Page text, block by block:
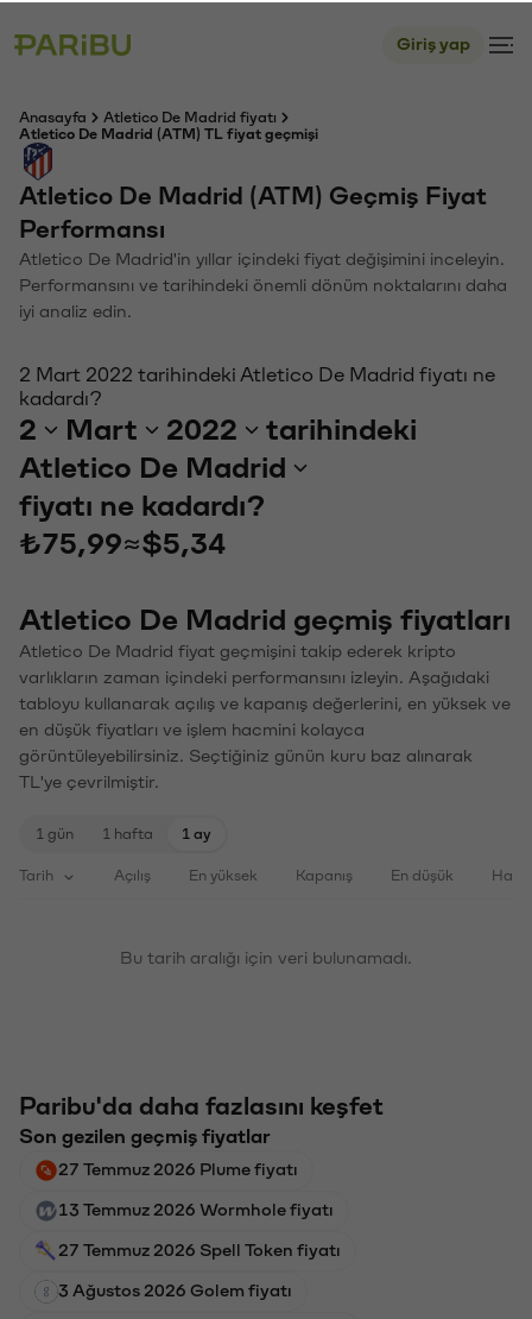
Giriş yap
Anasayfa
Atletico De Madrid fiyatı
Atletico De Madrid (ATM) TL fiyat geçmişi
Atletico De Madrid (ATM) Geçmiş Fiyat
Performansı
Atletico De Madrid'in yıllar içindeki fiyat değişimini inceleyin.
Performansını ve tarihindeki önemli dönüm noktalarını daha
iyi analiz edin.
2 Mart 2022 tarihindeki Atletico De Madrid fiyatı ne
kadardı?
2 Mart 2022
tarihindeki
Atletico De Madrid
fiyatı ne kadardı?
₺75,99≈$5,34
Atletico De Madrid geçmiş fiyatları
Atletico De Madrid fiyat geçmişini takip ederek kripto
varlıkların zaman içindeki performansını izleyin. Aşağıdaki
tabloyu kullanarak açılış ve kapanış değerlerini, en yüksek ve
en düşük fiyatları ve işlem hacmini kolayca
görüntüleyebilirsiniz. Seçtiğiniz günün kuru baz alınarak
TL'ye çevrilmiştir.
1 gün 1 hafta 1 ay
Tarih Açılış En yüksek Kapanış En düşük
Bu tarih aralığı için veri bulunamadı.
Paribu'da daha fazlasını keşfet
Son gezilen geçmiş fiyatlar
27 Temmuz 2026 Plume fiyatı
13 Temmuz 2026 Wormhole fiyatı
27 Temmuz 2026 Spell Token fiyatı
3 Ağustos 2026 Golem fiyatı